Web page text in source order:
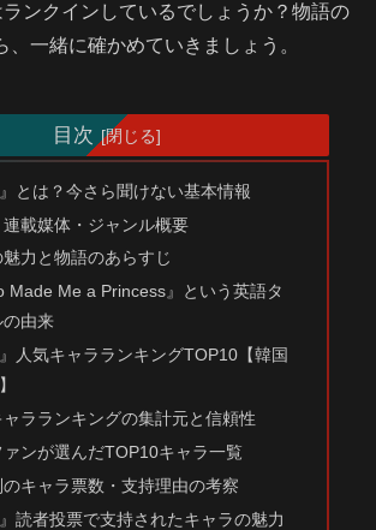
ランクインしているでしょうか？物語の
、一緒に確かめていきましょう。
目次
』とは？今さら聞けない基本情報
連載媒体・ジャンル概要
力と物語のあらすじ
Made Me a Princess』という英語タ
の由来
』人気キャラランキングTOP10【韓国
ャラランキングの集計元と信頼性
ンが選んだTOP10キャラ一覧
のキャラ票数・支持理由の考察
』読者投票で支持されたキャラの魅力